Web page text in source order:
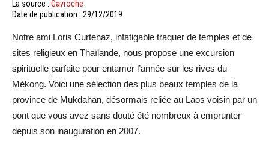
La source : Gavroche
Date de publication : 29/12/2019
Notre ami Loris Curtenaz, infatigable traquer de temples et de
sites religieux en Thaïlande, nous propose une excursion
spirituelle parfaite pour entamer l’année sur les rives du
Mékong. Voici une sélection des plus beaux temples de la
province de Mukdahan, désormais reliée au Laos voisin par un
pont que vous avez sans douté été nombreux à emprunter
depuis son inauguration en 2007.